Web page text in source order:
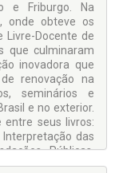
e Friburgo. Na
onde obteve os
Livre-Docente de
que culminaram
inovadora que
renovação na
seminários e
e no exterior.
entre seus livros:
das
Públicas,
o ensaio In Dubio